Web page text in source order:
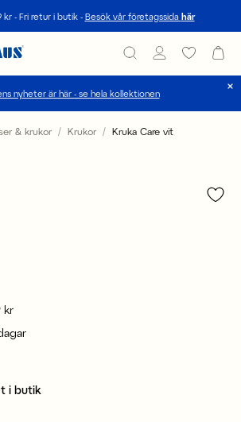
kr - Fri retur i butik - Besök vår företagssida här
nyheter är här - se hela kollektionen
/ valuta
& krukor Krukor
Kruka Care vit
kr
i butik